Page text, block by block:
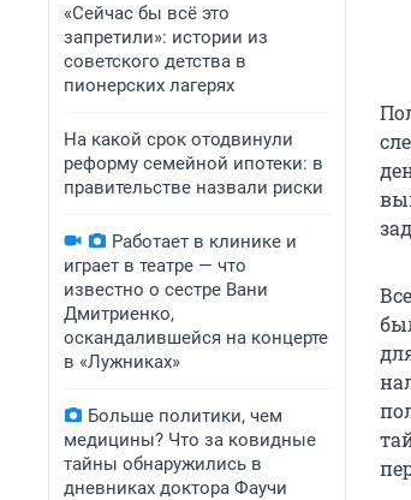
«Сейчас бы всё это
запретили»: истории из
советского детства в
пионерских лагерях
На какой срок отодвинули
реформу семейной ипотеки: в
правительстве назвали риски
Работает в клинике и
играет в театре — что
известно о сестре Вани
Дмитриенко,
оскандалившейся на концерте
в «Лужниках»
Больше политики, чем
медицины? Что за ковидные
тайны обнаружились в
дневниках доктора Фаучи